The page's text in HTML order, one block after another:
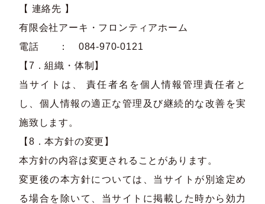
【 連絡先 】
有限会社アーキ・フロンティアホーム
電話 ： 084-970-0121
【7．組織・体制】
当サイトは、 責任者名を個人情報管理責任者と
し、個人情報の適正な管理及び継続的な改善を実
施致します。
【8．本方針の変更】
本方針の内容は変更されることがあります。
変更後の本方針については、当サイトが別途定め
る場合を除いて、当サイトに掲載した時から効力